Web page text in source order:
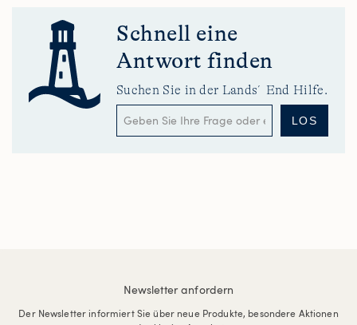
Schnell eine
Antwort finden
Suchen Sie in der Lands´End Hilfe.
LOS
Newsletter anfordern
Der Newsletter informiert Sie über neue Produkte, besondere Aktionen